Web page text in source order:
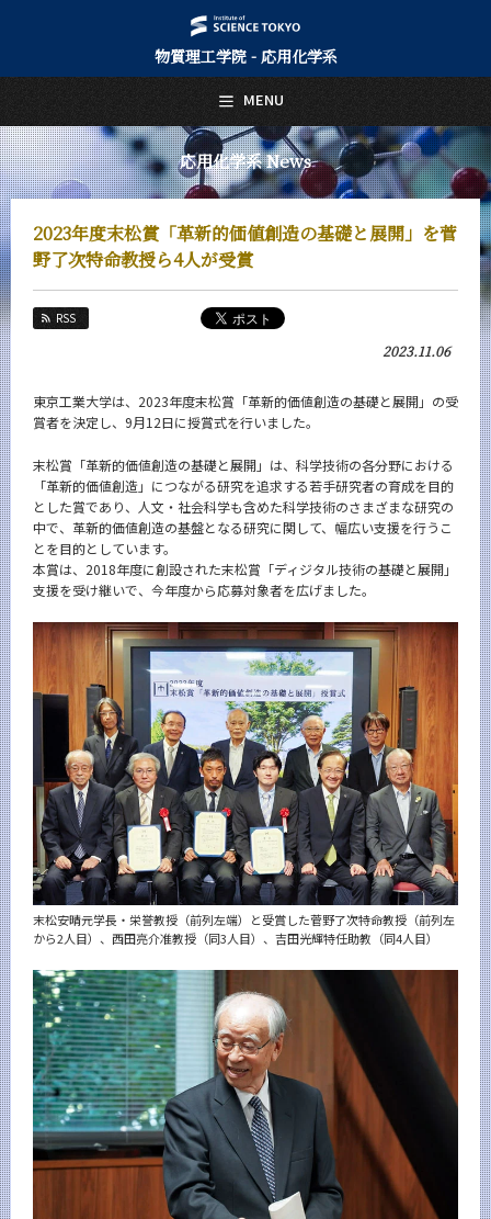
物質理工学院 - 応用化学系
応用化学系 News
2023年度末松賞「革新的価値創造の基礎と展開」を菅
野了次特命教授ら4人が受賞
RSS
2023.11.06
東京工業大学は、2023年度末松賞「革新的価値創造の基礎と展開」の受
賞者を決定し、9月12日に授賞式を行いました。
末松賞「革新的価値創造の基礎と展開」は、科学技術の各分野における
「革新的価値創造」につながる研究を追求する若手研究者の育成を目的
とした賞であり、人文・社会科学も含めた科学技術のさまざまな研究の
中で、革新的価値創造の基盤となる研究に関して、幅広い支援を行うこ
とを目的としています。
本賞は、2018年度に創設された末松賞「ディジタル技術の基礎と展開」
支援を受け継いで、今年度から応募対象者を広げました。
末松安晴元学長・栄誉教授（前列左端）と受賞した菅野了次特命教授（前列左
から2人目）、西田亮介准教授（同3人目）、吉田光輝特任助教（同4人目）
MENU
日本語 English
トップページ
Top Page
応用化学系について
About Us
教育
Education
教員・研究室
Faculty and Laboratories
入学案内
応用化学系 News
News
News 一覧
カテゴリ別
課程別
月別
イベントカレンダー
Event Calendar
サイト構成
学内向け情報
系詳細情報
CLOSE